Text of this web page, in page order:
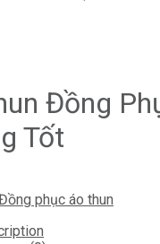
Đồng
Tốt
phục áo thun